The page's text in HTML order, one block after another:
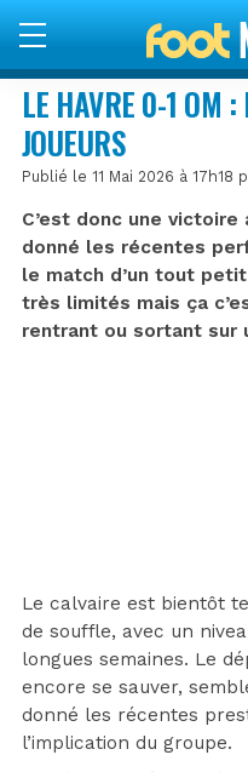
LE HAVRE 0-1 OM :
JOUEURS
Publié le 11 Mai 2026 à 17h18
C’est donc une
donné les récentes
le match d’un tout
très limités mais ça
rentrant ou sortant sur
Le calvaire est bientôt
de souffle, avec un
longues semaines. Le
encore se sauver,
donné les récentes
l’implication du groupe.